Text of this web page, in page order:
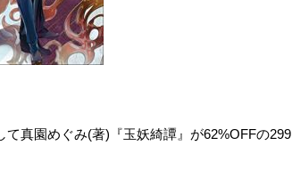
真園めぐみ(著)『玉妖綺譚』が62%OFFの299